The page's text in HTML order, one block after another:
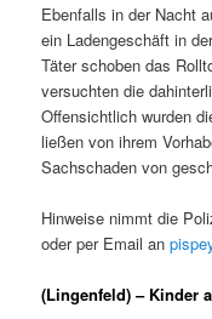
Ebenfalls in der Nacht
ein Ladengeschäft in
Täter schoben das
versuchten die
Offensichtlich wurden
ließen von ihrem
Sachschaden von
Hinweise nimmt die
oder per Email an
(Lingenfeld) – Kinder